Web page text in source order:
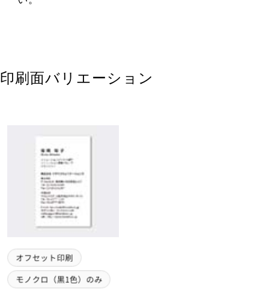
印刷面バリエーション